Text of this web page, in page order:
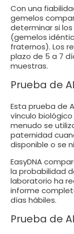
Con una
gemelos
determinar si
(gemelos
fraternos). Los
plazo de 5 a 7
muestras.
Prueba de
Esta prueba de
vínculo
menudo se
paternidad
disponible o se
EasyDNA
la probabilidad
laboratorio ha
informe
días hábiles.
Prueba de